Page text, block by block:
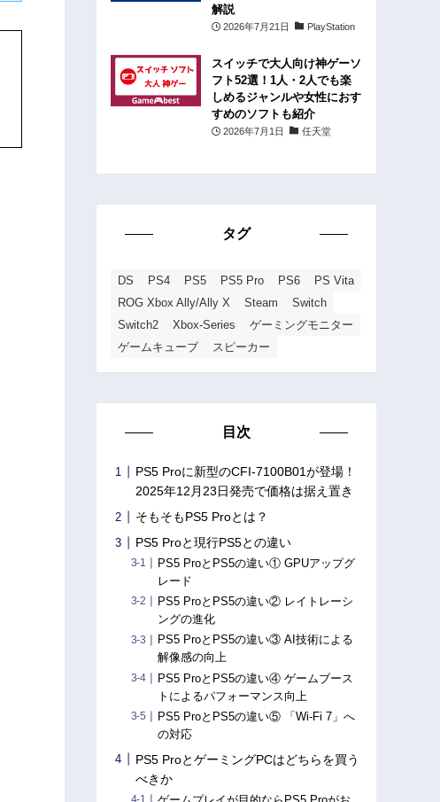
解説
2026年7月21日 PlayStation
スイッチで大人向け神ゲーソ
フト52選！1人・2人でも楽
しめるジャンルや女性におす
すめのソフトも紹介
2026年7月1日 任天堂
タグ
DS PS4 PS5 PS5 Pro PS6
PS Vita
ROG Xbox Ally/Ally X
Steam
Switch
Switch2
Xbox-Series
ゲーミングモニター
ゲームキューブ
スピーカー
目次
PS5 Proに新型のCFI-7100B01が登場！
2025年12月23日発売で価格は据え置き
そもそもPS5 Proとは？
PS5 Proと現行PS5との違い
PS5 ProとPS5の違い① GPUアップグ
レード
PS5 ProとPS5の違い② レイトレーシ
ングの進化
PS5 ProとPS5の違い③ AI技術による
解像感の向上
PS5 ProとPS5の違い④ ゲームブース
トによるパフォーマンス向上
PS5 ProとPS5の違い⑤ 「Wi-Fi 7」へ
の対応
PS5 ProとゲーミングPCはどちらを買う
べきか